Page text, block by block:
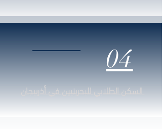
04
السكن الطلابيللبحرينيين في أذربيجان